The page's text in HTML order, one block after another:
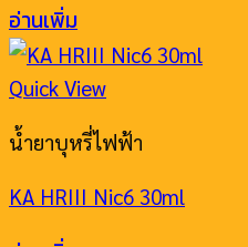
อ่านเพิ่ม
Quick View
น้ำยาบุหรี่ไฟฟ้า
KA HRIII Nic6 30ml